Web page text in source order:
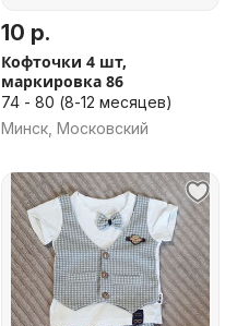
10 р.
Кофточки 4 шт,
маркировка 86
74 - 80 (8-12 месяцев)
Минск, Московский